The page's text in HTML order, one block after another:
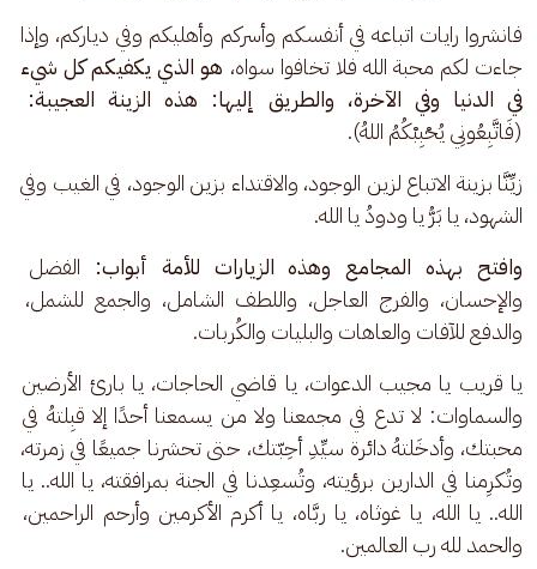
فانشروا رايات اتباعه في أنفسكم وأسركم وأهليكم وفي دياركم، وإذا
جاءت لكم محبة الله فلا تخافوا سواه، هو الذي يكفيكم كل شيء
في الدنيا وفي الآخرة، والطريق إليها: هذه الزينة العجيبة:
(فَاتَّبِعُونِي يُحْبِبْكُمُ اللهُ).
زيِّنَّا بزينة الاتباع لزين الوجود، والاقتداء بزين الوجود، في الغيب وفي
الشهود، يا بَرُّ يا ودودُ يا الله.
وافتح بهذه المجامع وهذه الزيارات للأمة أبواب: الفضل
والإحسان، والفرج العاجل، واللطف الشامل، والجمع للشمل،
والدفع للآفات والعاهات والبليات والكُربات.
يا قريب يا مجيب الدعوات، يا قاضي الحاجات، يا بارئ الأرضين
والسماوات: لا تدع في مجمعنا ولا من يسمعنا أحدًا إلا قبِلتهُ في
محبتك، وأدخَلتهُ دائرة سيِّدِ أحِبّتك، حتى تحشرنا جميعًا في زمرته،
وتُكرِمنا في الدارين برؤيته، وتُسعِدنا في الجنة بمرافقته، يا الله.. يا
الله.. يا الله، يا غوثاه، يا ربَّاه، يا أكرم الأكرمين وأرحم الراحمين،
والحمد لله رب العالمين.